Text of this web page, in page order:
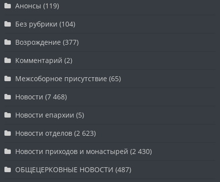
Анонсы (119)
Без рубрики (104)
Возрождение (377)
Комментарий (2)
Межсоборное присутствие (65)
Новости (7 468)
Новости епархии (5)
Новости отделов (2 623)
Новости приходов и монастырей (2 430)
ОБЩЕЦЕРКОВНЫЕ НОВОСТИ (487)